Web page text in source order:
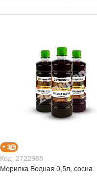
+ 3
Код: 2722985
Морилка Водная 0,5л, сосна